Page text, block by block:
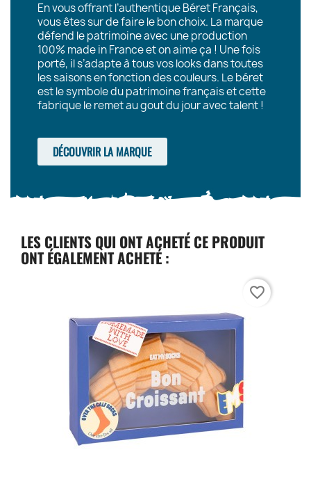
En vous offrant l’authentique Béret Français,
vous êtes sur de faire le bon choix. La marque
défend le patrimoine avec une production
100% made in France et on aime ça ! Une fois
porté, il s’adapte à tous vos looks dans toutes
les saisons en fonction des couleurs. Le béret
est le symbole du patrimoine français et cette
fabrique le remet au gout du jour avec talent !
DÉCOUVRIR LA MARQUE
LES CLIENTS QUI ONT ACHETÉ CE PRODUIT
ONT ÉGALEMENT ACHETÉ :
favorite_border